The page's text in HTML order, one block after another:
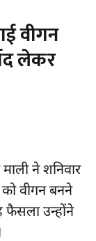
वीगन
लेकर
ने शनिवार
वीगन बनने
फैसला उन्होंने